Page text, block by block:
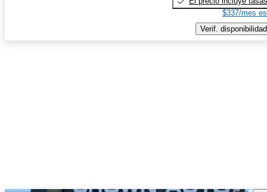
$337/mes
Verif. disponibilidad